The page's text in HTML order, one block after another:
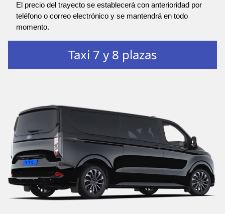
El precio del trayecto se establecerá con anterioridad por
teléfono o correo electrónico y se mantendrá en todo
momento.
Taxi 7 y 8 plazas